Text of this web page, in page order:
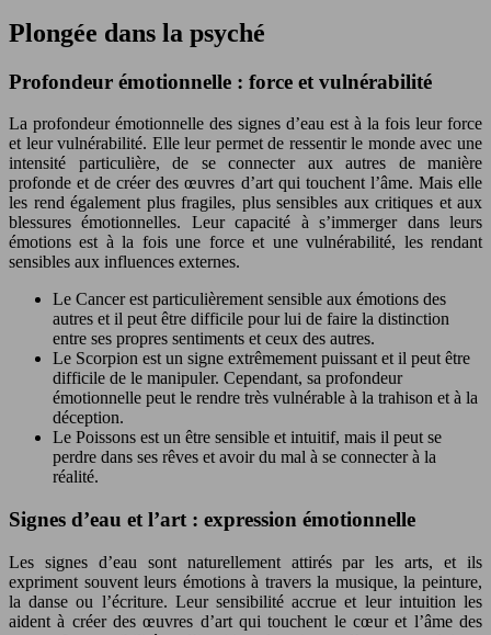
Plongée dans la psyché
Profondeur émotionnelle : force et vulnérabilité
La profondeur émotionnelle des signes d’eau est à la fois leur force
et leur vulnérabilité. Elle leur permet de ressentir le monde avec une
intensité particulière, de se connecter aux autres de manière
profonde et de créer des œuvres d’art qui touchent l’âme. Mais elle
les rend également plus fragiles, plus sensibles aux critiques et aux
blessures émotionnelles. Leur capacité à s’immerger dans leurs
émotions est à la fois une force et une vulnérabilité, les rendant
sensibles aux influences externes.
Le Cancer est particulièrement sensible aux émotions des
autres et il peut être difficile pour lui de faire la distinction
entre ses propres sentiments et ceux des autres.
Le Scorpion est un signe extrêmement puissant et il peut être
difficile de le manipuler. Cependant, sa profondeur
émotionnelle peut le rendre très vulnérable à la trahison et à la
déception.
Le Poissons est un être sensible et intuitif, mais il peut se
perdre dans ses rêves et avoir du mal à se connecter à la
réalité.
Signes d’eau et l’art : expression émotionnelle
Les signes d’eau sont naturellement attirés par les arts, et ils
expriment souvent leurs émotions à travers la musique, la peinture,
la danse ou l’écriture. Leur sensibilité accrue et leur intuition les
aident à créer des œuvres d’art qui touchent le cœur et l’âme des